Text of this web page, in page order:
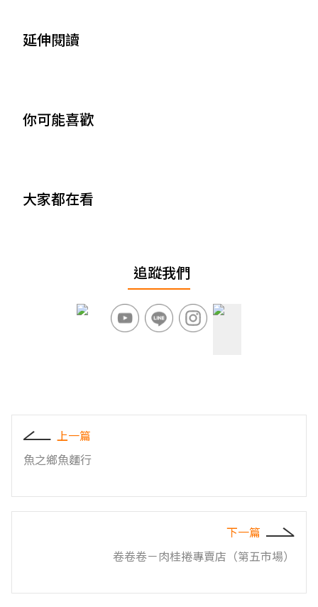
延伸閱讀
你可能喜歡
大家都在看
追蹤我們
上一篇
魚之鄉魚麵行
下一篇
卷卷卷－肉桂捲專賣店（第五市場）